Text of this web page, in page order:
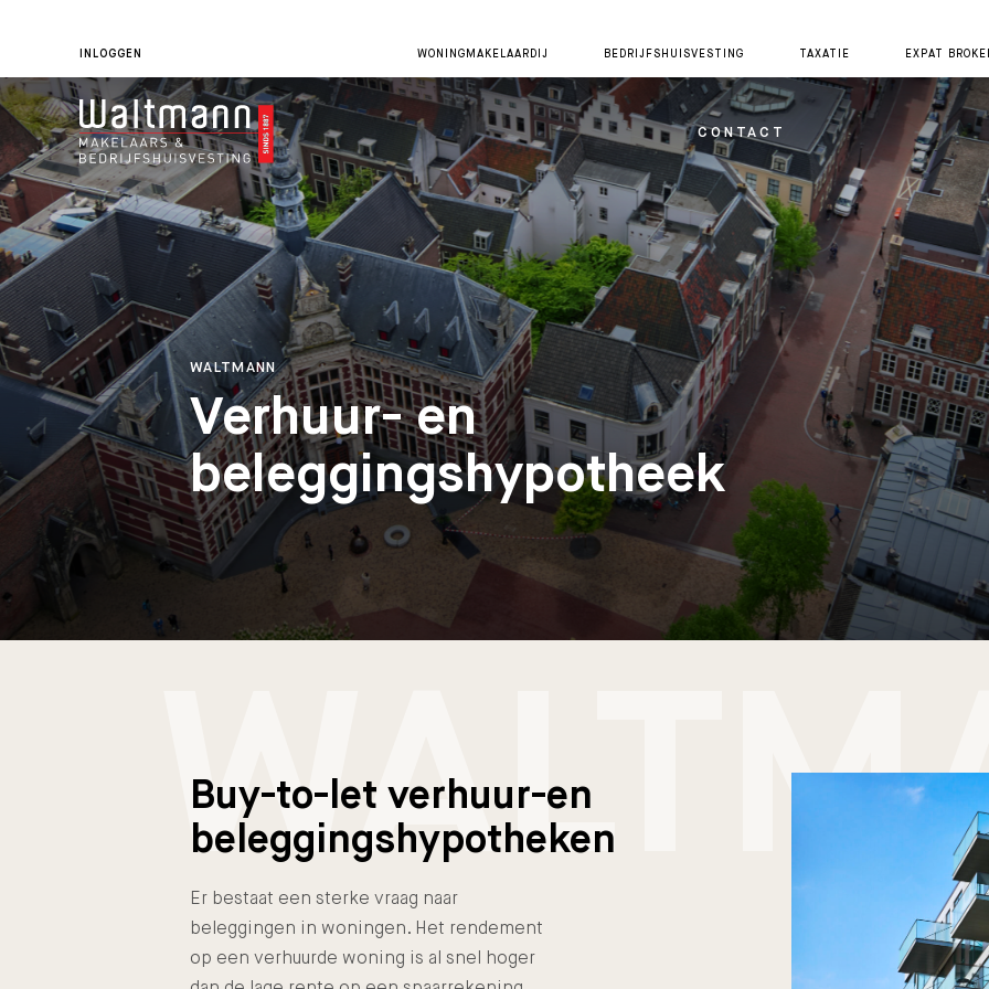
INLOGGEN WONINGMAKELAARDIJ BEDRIJFSHUISVESTING TAXATIE EXPAT
CONTACT
WALTMANN
Verhuur- en
beleggingshypotheek
Buy-to-let verhuur-en
beleggingshypotheken
Er bestaat een sterke vraag naar
beleggingen in woningen. Het rendement
op een verhuurde woning is al snel hoger